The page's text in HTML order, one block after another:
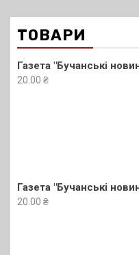
ТОВАРИ
Газета "Бучанські
20.00 ₴
Газета "Бучанські
20.00 ₴